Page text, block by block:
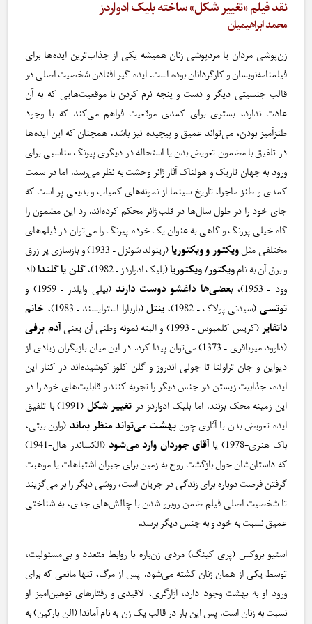
نقد فیلم «تغییر شکل» ساخته بلیک ادواردز
محمد ابراهیمیان
زن‌پوشی مردان یا مردپوشی زنان همیشه یکی از جذاب‌ترین ایده‌ها برای
فیلمنامه‌نویسان و کارگردانان بوده است. ایده گیر افتادن شخصیت اصلی در
قالب جنسیتی دیگر و دست و پنجه نرم کردن با موقعیت‌هایی که به آن
عادت ندارد، بستری برای کمدی‌ موقعیت فراهم می‌کند که با وجود
طنزآمیز بودن، می‌تواند عمیق و پیچیده نیز باشد. همچنان که این ایده‌ها
در تلفیق با مضمون تعویض بدن یا استحاله در دیگری پیرنگ مناسبی برای
ورود به جهان تاریک و هولناک آثار ژانر وحشت به نظر می‌رسد. اما در سمت
کمدی و طنز ماجرا، تاریخ سینما از نمونه‌های کمیاب و بدیعی پر است که
جای خود را در طول سال‌ها در قلب ژانر محکم کرده‌اند. رد این مضمون را
گاه خیلی پررنگ و گاهی به عنوان یک خرده پیرنگ را می‌توان در فیلم‌های
مختلفی مثلویکتور و ویکتوریا
(رینولد شونزل – 1933) و بازسازی پر زرق
و برق آن به نامویکتور/ ویکتوریا(بلیک ادواردز – 1982)، گلن یا گلندا(اد
وود – 1953)، ب
عضی‌ها داغشو دوست دارند (بیلی وایلدر – 1959) و
توتسی (سیدنی پولاک – 1982)، ینتل (باربارا استرایسند – 1983)،
خانم
داتفایر (کریس کلمبوس – 1993) و البته نمونه وطنی آن یعنی
آدم برفی
(داوود میرباقری – 1373) می‌توان پیدا کرد. در این میان بازیگران زیادی از
دیواین و جان تراولتا تا جولی اندروز و گلن کلوز کوشیده‌اند در کنار این
ایده، جذابیت زیستن در جنس دیگر را تجربه کنند و قابلیت‌های خود را در
این زمینه محک بزنند. اما بلیک ادواردز در تغییر شکل
(1991) با تلفیق
ایده تعویض بدن با آثاری چونبهشت می‌تواند منظر بماند (وارن بیتی،
باک هنری-1978) یا
آقای جوردان وارد می‌شود
(الکساندر هال-1941)
که داستان‌شان حول بازگشت روح به زمین برای جبران اشتباهات یا موهبت
گرفتن فرصت دوباره برای زندگی در جریان است، روشی دیگر را بر می‌گزیند
تا شخصیت اصلی فیلم ضمن روبرو شدن با چالش‌های جدی، به شناختی
عمیق نسبت به خود و به جنس دیگر برسد.
استیو بروکس (پری کینگ) مردی زن‌باره با روابط متعدد و بی‌مسئولیت،
توسط یکی از همان زنان کشته می‌شود. پس از مرگ، تنها مانعی که برای
ورود او به بهشت وجود دارد، آزارگری، لاقیدی و رفتارهای توهین‌آمیز او
نسبت به زنان است. پس این بار در قالب یک زن به نام آماندا (الن بارکین) به